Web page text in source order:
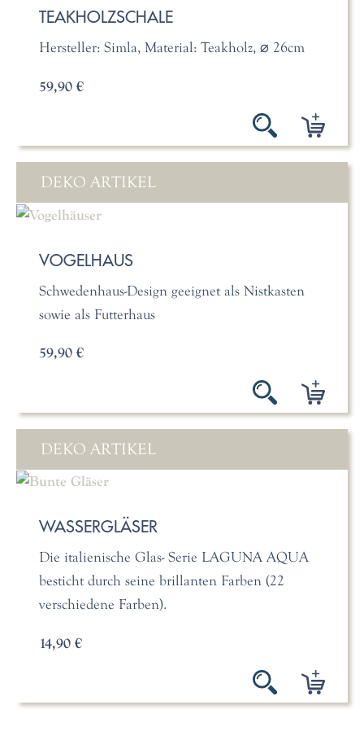
TEAKHOLZSCHALE
Hersteller: Simla, Material: Teakholz, ⌀ 26cm
59,90 €
DEKO ARTIKEL
VOGELHAUS
Schwedenhaus-Design geeignet als Nistkasten
sowie als Futterhaus
59,90 €
DEKO ARTIKEL
WASSERGLÄSER
Die italienische Glas- Serie LAGUNA AQUA
besticht durch seine brillanten Farben (22
verschiedene Farben).
14,90 €